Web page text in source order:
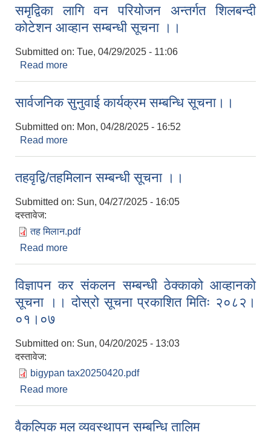
समृद्विका लागि वन परियोजन अन्तर्गत शिलबन्दी
कोटेशन आव्हान सम्बन्धी सूचना ।।
Submitted on: Tue, 04/29/2025 - 11:06
Read more
सार्वजनिक सुनुवाई कार्यक्रम सम्बन्धि सूचना।।
Submitted on: Mon, 04/28/2025 - 16:52
Read more
तहवृद्वि/तहमिलान सम्बन्धी सूचना ।।
Submitted on: Sun, 04/27/2025 - 16:05
दस्तावेज:
तह मिलान.pdf
Read more
विज्ञापन कर संकलन सम्बन्धी ठेक्काको आव्हानको
सूचना ।। दोस्रो सूचना प्रकाशित मितिः २०८२।
०१।०७
Submitted on: Sun, 04/20/2025 - 13:03
दस्तावेज:
bigypan tax20250420.pdf
Read more
वैकल्पिक मल व्यवस्थापन सम्बन्धि तालिम